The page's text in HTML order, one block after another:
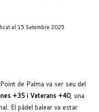
el 15 Setembre 2025
de Palma va ser seu del
+35 i Veterans +40, una
El pàdel balear va estar